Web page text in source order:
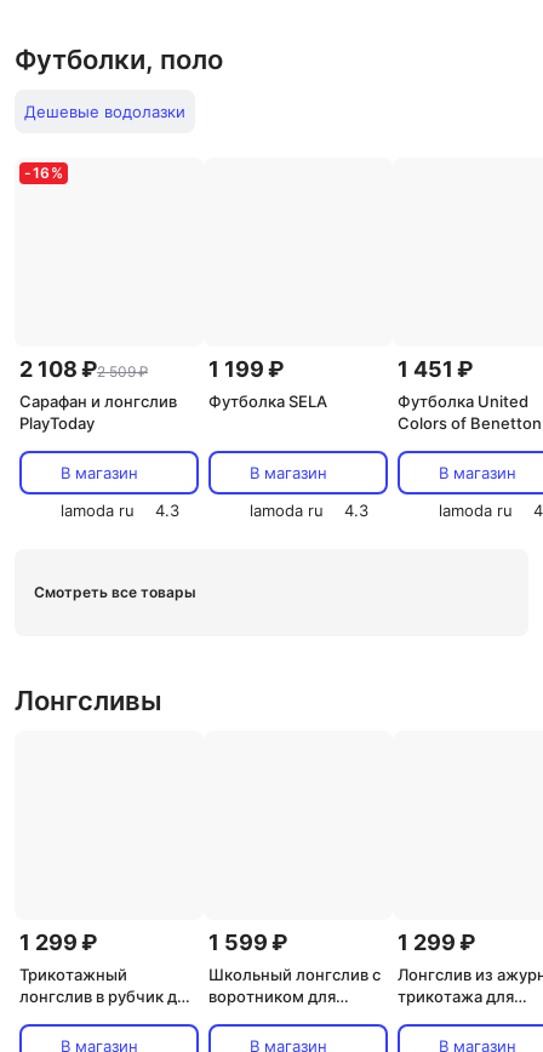
Футболки, поло
Дешевые водолазки
-16 %
2 108 ₽2 509 ₽
Сарафан и лонгслив
PlayToday
В магазин
lamoda ru
4.3
1 199 ₽
Футболка SELA
В магазин
lamoda ru
4.3
1 451 ₽
Футболка United
Colors of Benetton
В магазин
lamoda ru
Смотреть все товары
Лонгсливы
1 299 ₽
Трикотажный
лонгслив в рубчик для
В магазин
1 599 ₽
Школьный лонгслив с
воротником для
В магазин
1 299 ₽
Лонгслив из
трикотажа для
В магазин